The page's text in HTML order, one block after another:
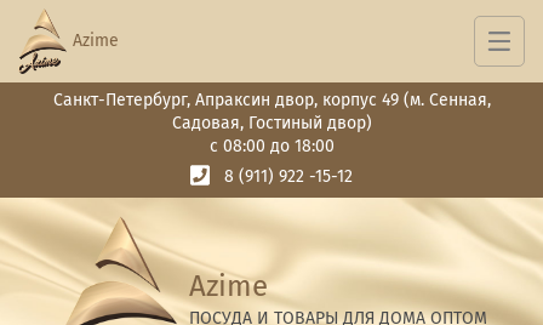
Санкт-Петербург, Апраксин двор, корпус 49 (м. Сенная,
Садовая, Гостиный двор)
с 08:00 до 18:00
8 (911) 922 -15-12
Azime
ПОСУДА И ТОВАРЫ ДЛЯ ДОМА ОПТОМ
Azime